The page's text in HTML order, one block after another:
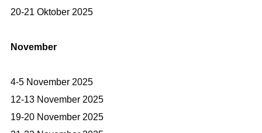
20-21 Oktober 2025
November
4-5 November 2025
12-13 November 2025
19-20 November 2025